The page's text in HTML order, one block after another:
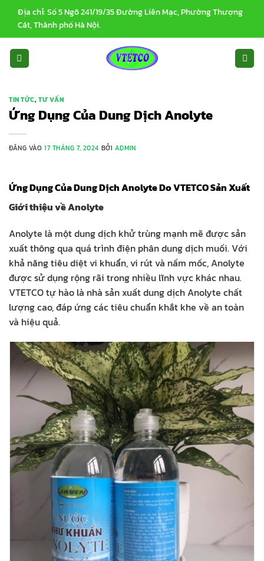
nội
dung
Địa chỉ: Số 5 Ngõ 241/19/35 Đường Liên Mạc, Phường Thượng
Cát, Thành phố Hà Nội.
TIN TỨC,TƯ VẤN
Ứng Dụng Của Dung Dịch Anolyte
ĐĂNG VÀO17 THÁNG 7, 2024 BỞI ADMIN
Ứng Dụng Của Dung Dịch Anolyte Do VTETCO Sản Xuất
Giới thiệu về Anolyte
Anolyte là một dung dịch khử trùng mạnh mẽ được sản
xuất thông qua quá trình điện phân dung dịch muối. Với
khả năng tiêu diệt vi khuẩn, vi rút và nấm mốc, Anolyte
được sử dụng rộng rãi trong nhiều lĩnh vực khác nhau.
VTETCO tự hào là nhà sản xuất dung dịch Anolyte chất
lượng cao, đáp ứng các tiêu chuẩn khắt khe về an toàn
và hiệu quả.